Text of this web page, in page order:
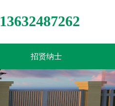
13632487262
招贤纳士